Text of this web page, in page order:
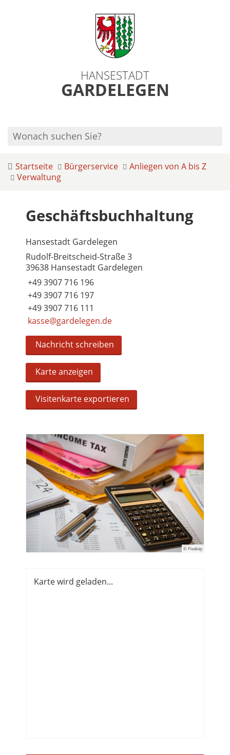
HANSESTADT
GARDELEGEN
Startseite Bürgerservice
Anliegen von A bis Z
Verwaltung
Geschäftsbuchhaltung
Hansestadt Gardelegen
Rudolf-Breitscheid-Straße 3
39638 Hansestadt Gardelegen
+49 3907 716 196
+49 3907 716 197
+49 3907 716 111
kasse@gardelegen.de
Nachricht schreiben
Karte anzeigen
Visitenkarte exportieren
© Pixabay
Karte wird geladen...